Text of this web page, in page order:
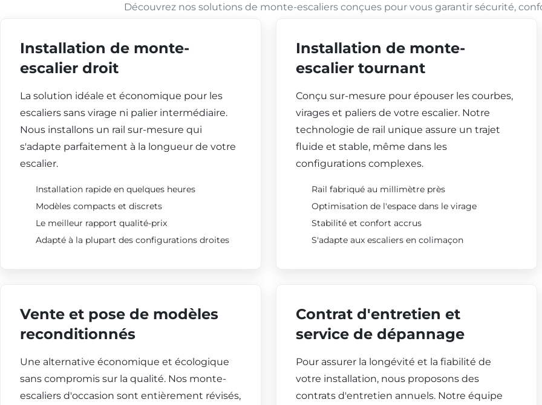
Découvrez nos solutions de monte-escaliers conçues pour vous garantir sécurité,
Installation de monte-
escalier droit
La solution idéale et économique pour les
escaliers sans virage ni palier intermédiaire.
Nous installons un rail sur-mesure qui
s'adapte parfaitement à la longueur de votre
escalier.
Installation rapide en quelques heures
Modèles compacts et discrets
Le meilleur rapport qualité-prix
Adapté à la plupart des configurations droites
Installation de monte-
escalier tournant
Conçu sur-mesure pour épouser les courbes,
virages et paliers de votre escalier. Notre
technologie de rail unique assure un trajet
fluide et stable, même dans les
configurations complexes.
Rail fabriqué au millimètre près
Optimisation de l'espace dans le virage
Stabilité et confort accrus
S'adapte aux escaliers en colimaçon
Vente et pose de modèles
reconditionnés
Une alternative économique et écologique
sans compromis sur la qualité. Nos monte-
escaliers d'occasion sont entièrement révisés,
Contrat d'entretien et
service de dépannage
Pour assurer la longévité et la fiabilité de
votre installation, nous proposons des
contrats d'entretien annuels. Notre équipe